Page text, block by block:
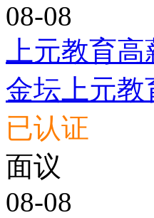
08-08
上元教育
金坛上元教
已认证
面议
08-08